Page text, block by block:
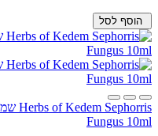
הוסף לסל
Fungus 10ml